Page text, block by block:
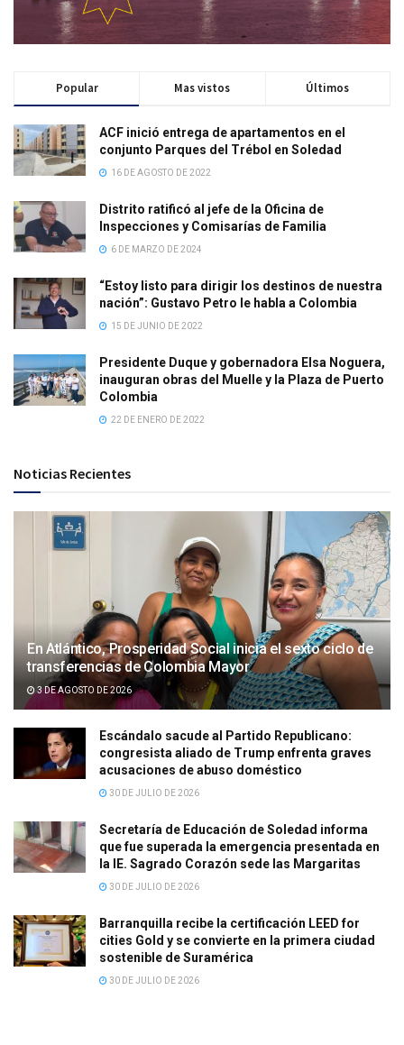
Popular Mas vistos Últimos
ACF inició entrega de apartamentos en el
conjunto Parques del Trébol en Soledad
16 DE AGOSTO DE 2022
Distrito ratificó al jefe de la Oficina de
Inspecciones y Comisarías de Familia
6 DE MARZO DE 2024
“Estoy listo para dirigir los destinos de nuestra
nación”: Gustavo Petro le habla a Colombia
15 DE JUNIO DE 2022
Presidente Duque y gobernadora Elsa Noguera,
inauguran obras del Muelle y la Plaza de Puerto
Colombia
22 DE ENERO DE 2022
Noticias Recientes
En Atlántico, Prosperidad Social inicia el sexto ciclo de
transferencias de Colombia Mayor
3 DE AGOSTO DE 2026
Escándalo sacude al Partido Republicano:
congresista aliado de Trump enfrenta graves
acusaciones de abuso doméstico
30 DE JULIO DE 2026
Secretaría de Educación de Soledad informa
que fue superada la emergencia presentada en
la IE. Sagrado Corazón sede las Margaritas
30 DE JULIO DE 2026
Barranquilla recibe la certificación LEED for
cities Gold y se convierte en la primera ciudad
sostenible de Suramérica
30 DE JULIO DE 2026